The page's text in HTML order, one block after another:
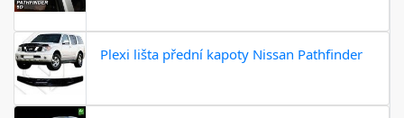
Plexi lišta přední kapoty Nissan Pathfinder